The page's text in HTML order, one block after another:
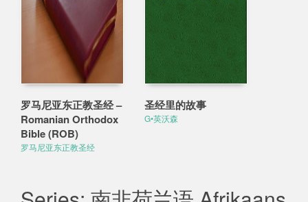
罗马尼亚东正教圣经 –
Romanian Orthodox
Bible (ROB)
罗马尼亚东正教圣经
圣经里的故事
G•英沃森